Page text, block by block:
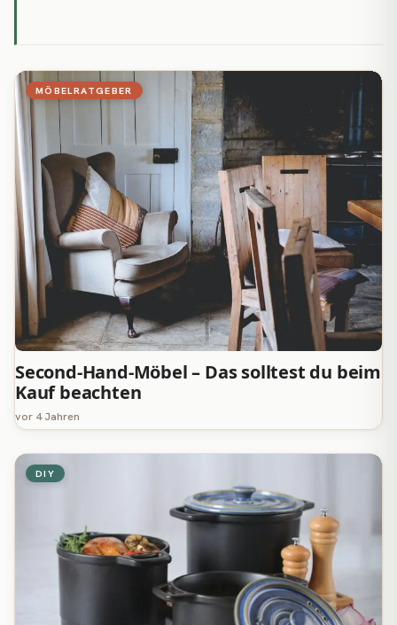
MÖBELRATGEBER
Second-Hand-Möbel – Das solltest du beim
Kauf beachten
vor 4 Jahren
DIY